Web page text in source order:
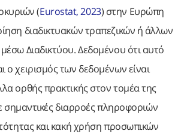
(Eurostat, 2023) στην Ευρώπη
διαδικτυακών τραπεζικών ή άλλων
Διαδικτύου. Δεδομένου ότι αυτό
χειρισμός των δεδομένων είναι
ορθής πρακτικής στον τομέα της
σημαντικές διαρροές πληροφοριών
και κακή χρήση προσωπικών